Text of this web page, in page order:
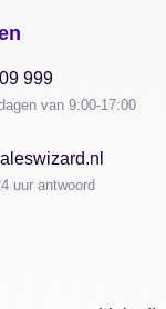
999
van 9:00-17:00
uur antwoord